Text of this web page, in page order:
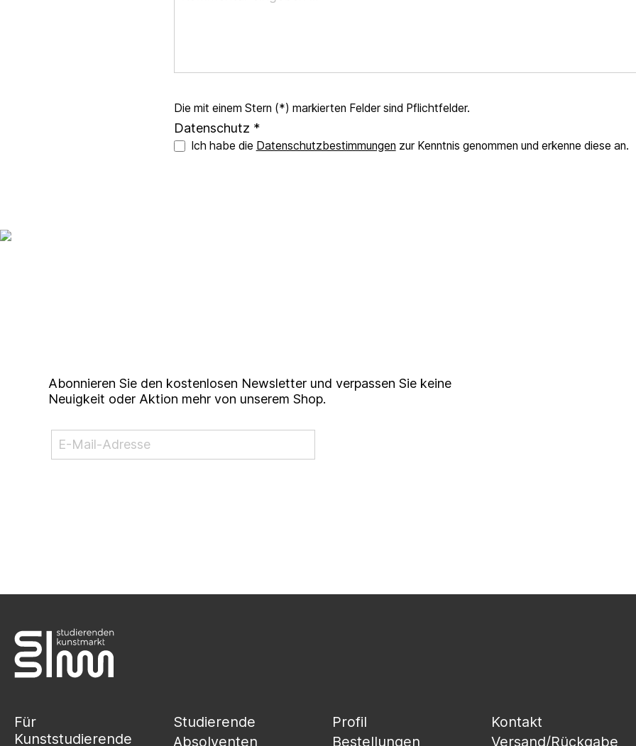
Die mit einem Stern (*) markierten Felder sind Pflichtfelder.
Datenschutz *
Ich habe die Datenschutzbestimmungen zur Kenntnis genommen und erkenne diese an.
Abonnieren Sie den kostenlosen Newsletter und verpassen Sie keine
Neuigkeit oder Aktion mehr von unserem Shop.
Für
Kunststudierende
Studierende
Absolventen
Profil
Bestellungen
Kontakt
Versand/Rückgabe